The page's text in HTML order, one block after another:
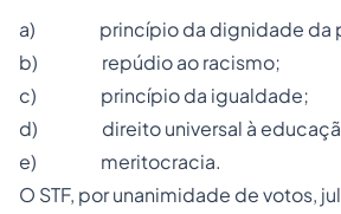
a) princípio da dignidade da
b) repúdio ao racismo;
c) princípio da igualdade;
d) direito universal à
e) meritocracia.
O STF, por unanimidade de votos,